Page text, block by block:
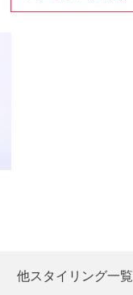
他スタイリング一覧